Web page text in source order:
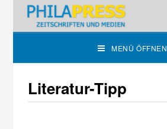
MENÜ ÖFFNEN
Literatur-Tipp